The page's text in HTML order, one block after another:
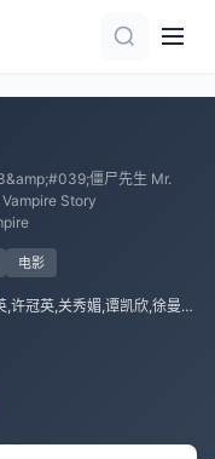
僵尸先生 Mr.
Story
电影
钱小豪,林正英,许冠英,关秀媚,谭凯欣,徐曼华,吴君如,楼南光,陈惠敏,林保怡,邵音音